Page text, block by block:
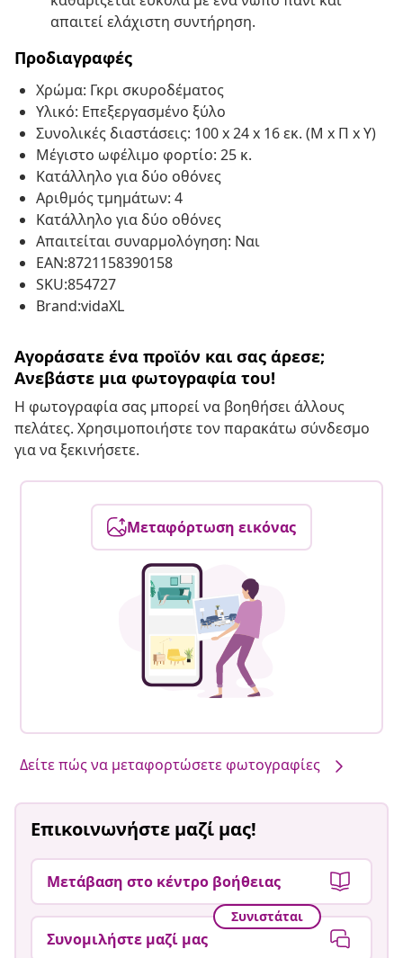
απαιτεί ελάχιστη συντήρηση.
Προδιαγραφές
Χρώμα: Γκρι σκυροδέματος
Υλικό: Επεξεργασμένο ξύλο
Συνολικές διαστάσεις: 100 x 24 x 16 εκ. (Μ x Π x Υ)
Μέγιστο ωφέλιμο φορτίο: 25 κ.
Κατάλληλο για δύο οθόνες
Αριθμός τμημάτων: 4
Κατάλληλο για δύο οθόνες
Απαιτείται συναρμολόγηση: Ναι
EAN:8721158390158
SKU:854727
Brand:vidaXL
Αγοράσατε ένα προϊόν και σας άρεσε;
Ανεβάστε μια φωτογραφία του!
Η φωτογραφία σας μπορεί να βοηθήσει άλλους
πελάτες. Χρησιμοποιήστε τον παρακάτω σύνδεσμο
για να ξεκινήσετε.
Μεταφόρτωση εικόνας
Δείτε πώς να μεταφορτώσετε φωτογραφίες
Επικοινωνήστε μαζί μας!
Μετάβαση στο κέντρο βοήθειας
Συνιστάται
Συνομιλήστε μαζί μας